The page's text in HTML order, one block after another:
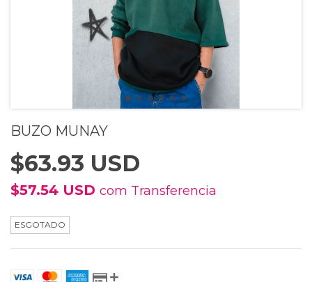
BUZO MUNAY
$63.93 USD
$57.54 USD com Transferencia
ESGOTADO